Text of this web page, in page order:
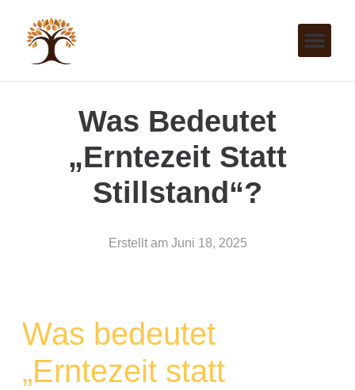
Was Bedeutet
„Erntezeit Statt
Stillstand“?
Erstellt am Juni 18, 2025
Was bedeutet
„Erntezeit statt